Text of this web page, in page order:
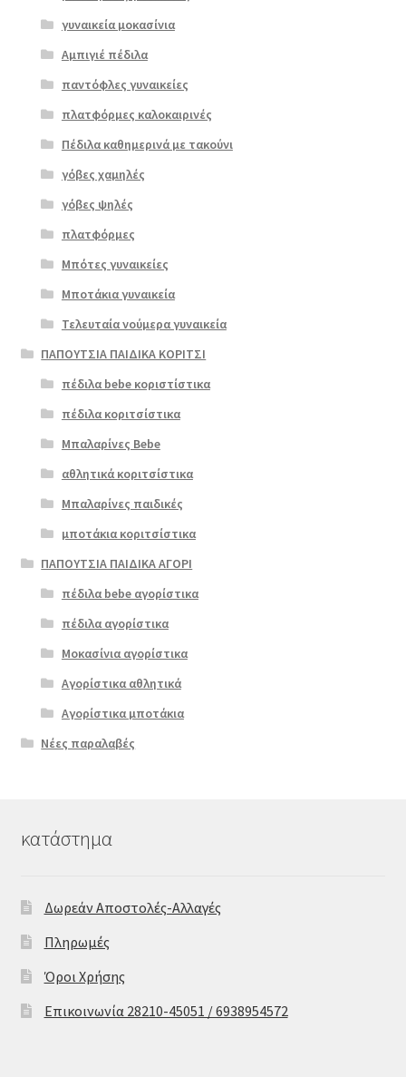
Επιλο
γυναικεία μοκασίνια
Αμπιγιέ πέδιλα
παντόφλες γυναικείες
πλατφόρμες καλοκαιρινές
Πέδιλα καθημερινά με τακούνι
γόβες χαμηλές
γόβες ψηλές
πλατφόρμες
Μπότες γυναικείες
Μποτάκια γυναικεία
Τελευταία νούμερα γυναικεία
ΠΑΠΟΥΤΣΙΑ ΠΑΙΔΙΚΑ ΚΟΡΙΤΣΙ
πέδιλα bebe κοριστίστικα
πέδιλα κοριτσίστικα
Μπαλαρίνες Bebe
αθλητικά κοριτσίστικα
Μπαλαρίνες παιδικές
μποτάκια κοριτσίστικα
ΠΑΠΟΥΤΣΙΑ ΠΑΙΔΙΚΑ ΑΓΟΡΙ
πέδιλα bebe αγορίστικα
πέδιλα αγορίστικα
Μοκασίνια αγορίστικα
Αγορίστικα αθλητικά
Αγορίστικα μποτάκια
Νέες παραλαβές
κατάστημα
Δωρεάν Αποστολές-Αλλαγές
Πληρωμές
Όροι Χρήσης
Επικοινωνία 28210-45051 / 6938954572